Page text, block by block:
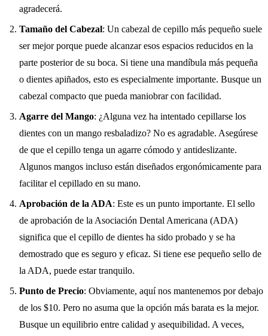
agradecerá.
Tamaño del Cabezal: Un cabezal de cepillo más pequeño suele
ser mejor porque puede alcanzar esos espacios reducidos en la
parte posterior de su boca. Si tiene una mandíbula más pequeña
o dientes apiñados, esto es especialmente importante. Busque un
cabezal compacto que pueda maniobrar con facilidad.
Agarre del Mango: ¿Alguna vez ha intentado cepillarse los
dientes con un mango resbaladizo? No es agradable. Asegúrese
de que el cepillo tenga un agarre cómodo y antideslizante.
Algunos mangos incluso están diseñados ergonómicamente para
facilitar el cepillado en su mano.
Aprobación de la ADA: Este es un punto importante. El sello
de aprobación de la Asociación Dental Americana (ADA)
significa que el cepillo de dientes ha sido probado y se ha
demostrado que es seguro y eficaz. Si tiene ese pequeño sello de
la ADA, puede estar tranquilo.
Punto de Precio: Obviamente, aquí nos mantenemos por debajo
de los $10. Pero no asuma que la opción más barata es la mejor.
Busque un equilibrio entre calidad y asequibilidad. A veces,